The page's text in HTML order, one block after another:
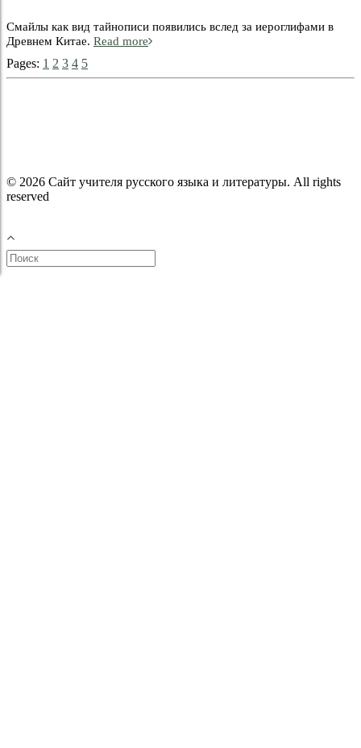
Смайлы как вид тайнописи появились вслед за иероглифами в
Древнем Китае. Read more
Pages: 1 2 3 4 5
© 2026 Сайт учителя русского языка и литературы. All rights
reserved